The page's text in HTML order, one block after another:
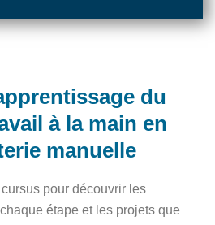
du
à la main en
manuelle
pour découvrir les
étape et les projets que